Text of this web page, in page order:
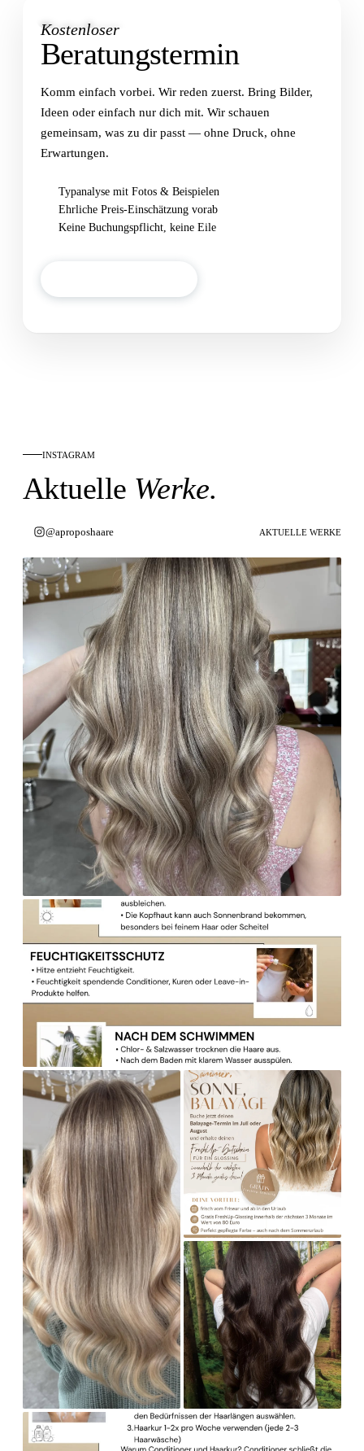
Kostenloser
Beratungstermin
Komm einfach vorbei. Wir reden zuerst. Bring Bilder,
Ideen oder einfach nur dich mit. Wir schauen
gemeinsam, was zu dir passt — ohne Druck, ohne
Erwartungen.
Typanalyse mit Fotos & Beispielen
Ehrliche Preis-Einschätzung vorab
Keine Buchungspflicht, keine Eile
INSTAGRAM
Aktuelle Werke.
@aproposhaare AKTUELLE WERKE